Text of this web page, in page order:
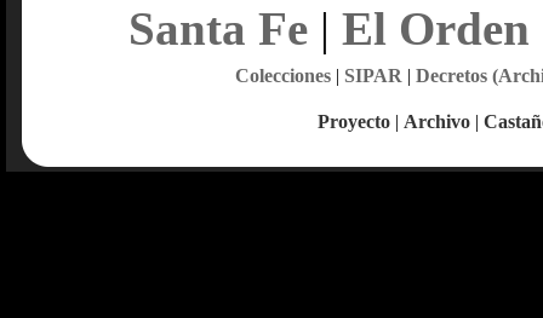
Santa Fe| El Orden
Colecciones| SIPAR | Decretos
Proyecto | Archivo |